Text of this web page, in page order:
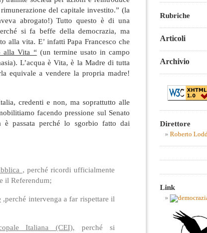
del capitale investito.” (la
abrogato!) Tutto questo è di una
si fa beffe della democrazia, ma
alla vita. E’ infatti Papa Francesco che
alla Vita “ (un termine usato in campo
L’acqua è Vita, è la Madre di tutta
equivale a vendere la propria madre!
credenti e non, ma soprattutto alle
facendo pressione sul Senato
è passata perché lo sgorbio fatto dai
, perché ricordi ufficialmente
il Referendum;
,perché intervenga a far rispettare il
Italiana (CEI), perché si
Rubriche
Articoli
Archivio
Direttore
Roberto
Link